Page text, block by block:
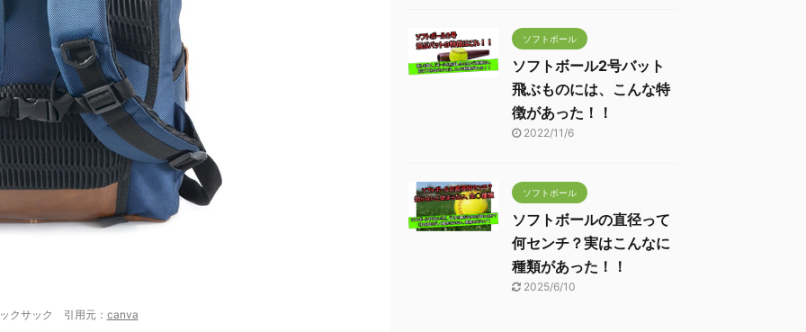
クサック 引用元： canva
ソフトボール
ソフトボール2号バット
飛ぶものには、こんな特
徴があった！！
2022/11/6
ソフトボール
ソフトボールの直径って
何センチ？実はこんなに
種類があった！！
2025/6/10